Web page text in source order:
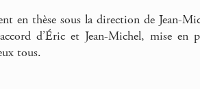
en thèse sous la direction de Jean-
d’Éric et Jean-Michel, mise en
tous.